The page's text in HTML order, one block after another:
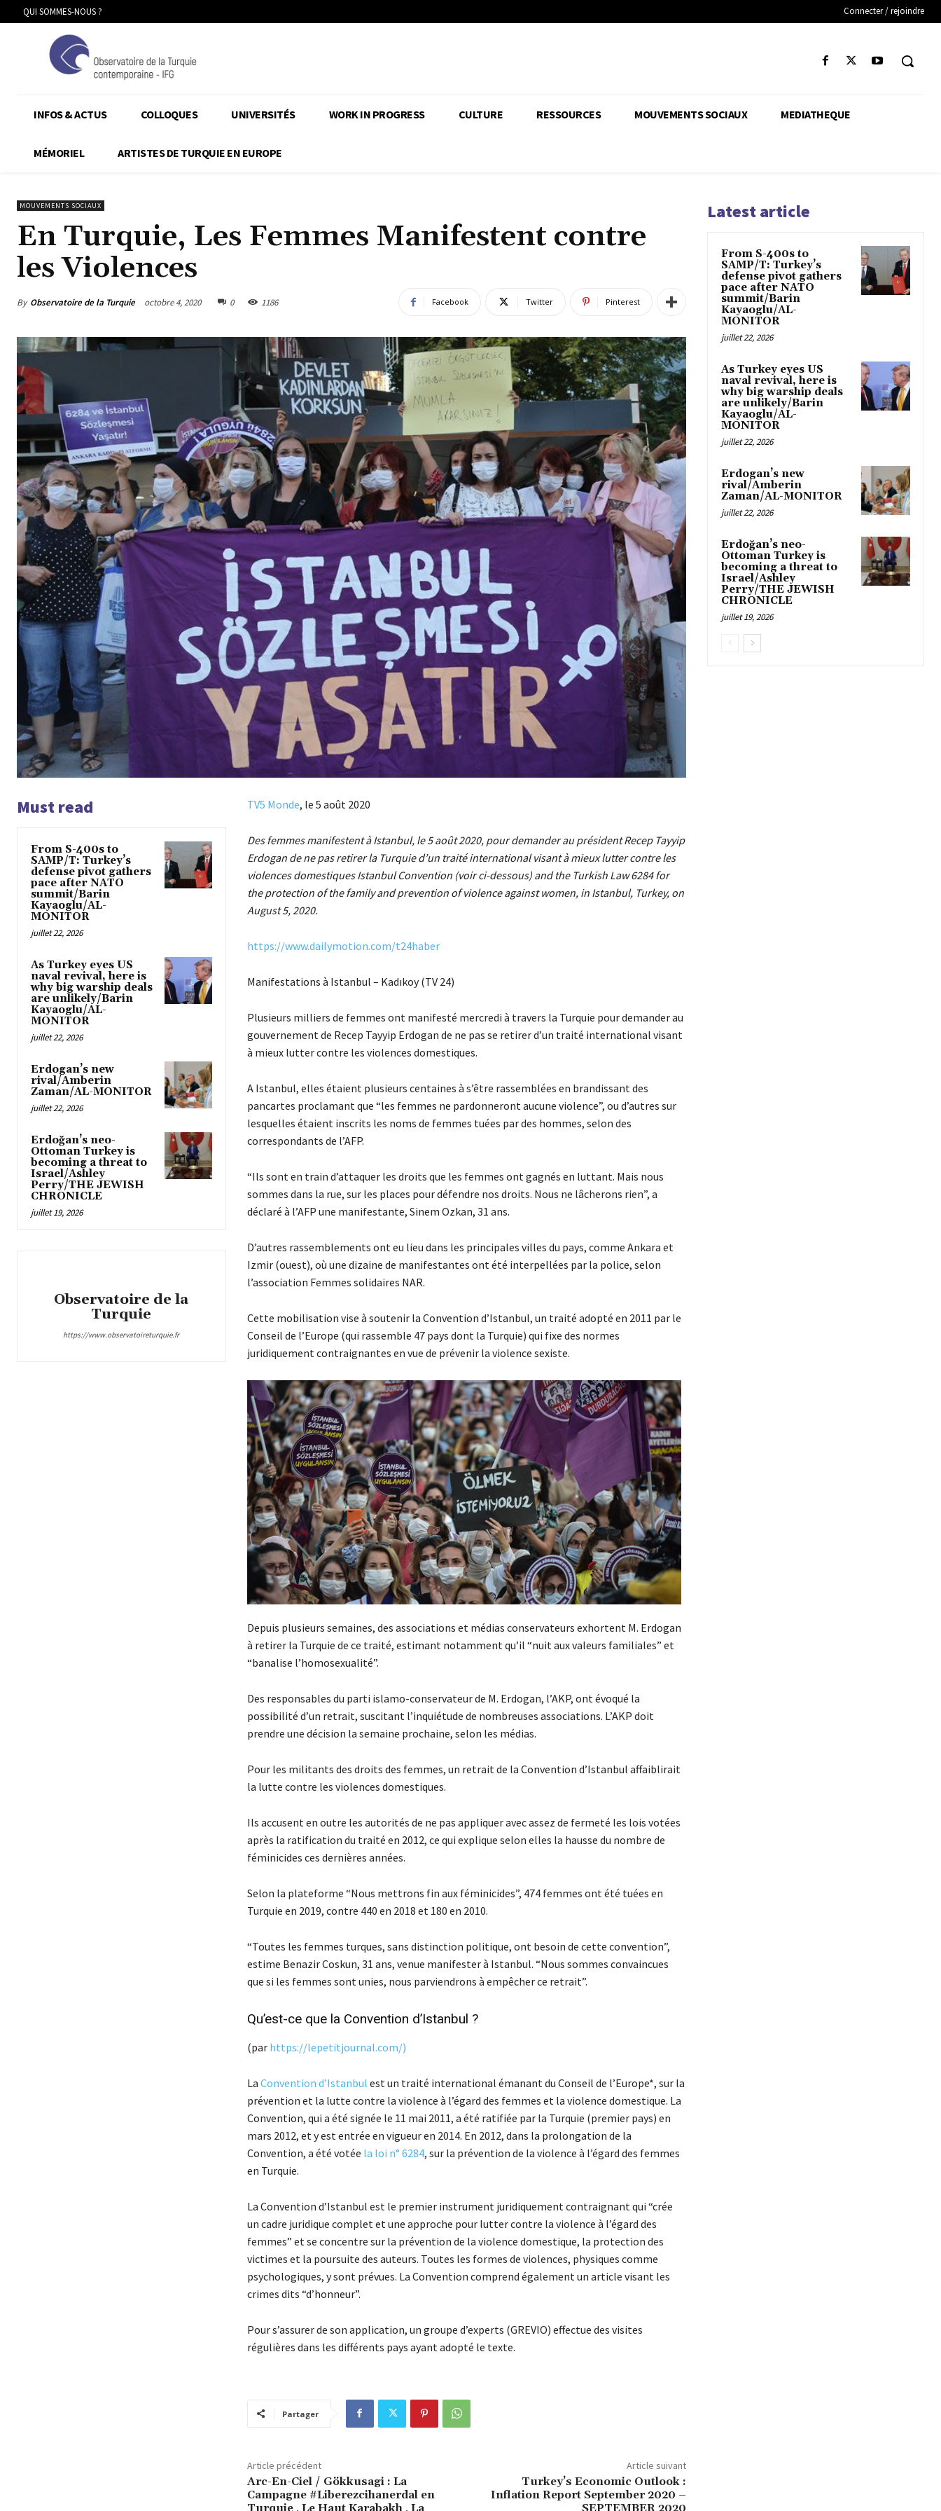
QUI SOMMES-NOUS ? Connecter / rejoindre
INFOS & ACTUS COLLOQUES UNIVERSITÉS WORK IN PROGRESS CULTURE RESSOURCES MOUVEMENTS SOCIAUX MEDIATHEQUE
MÉMORIEL ARTISTES DE TURQUIE EN EUROPE
MOUVEMENTS SOCIAUX
En Turquie, Les Femmes Manifestent contre
les Violences
By Observatoire de la Turquie octobre 4, 2020 0 1186 Facebook Twitter Pinterest
Must read
From S-400s to
SAMP/T: Turkey’s
defense pivot gathers
pace after NATO
summit/Barin
Kayaoglu/AL-
MONITOR
juillet 22, 2026
As Turkey eyes US
naval revival, here is
why big warship deals
are unlikely/Barin
Kayaoglu/AL-
MONITOR
juillet 22, 2026
Erdogan’s new
rival/Amberin
Zaman/AL-MONITOR
juillet 22, 2026
Erdoğan’s neo-
Ottoman Turkey is
becoming a threat to
Israel/Ashley
Perry/THE JEWISH
CHRONICLE
juillet 19, 2026
Observatoire de la
Turquie
https://www.observatoireturquie.fr
TV5 Monde, le 5 août 2020
Des femmes manifestent à Istanbul, le 5 août 2020, pour demander au président Recep Tayyip
Erdogan de ne pas retirer la Turquie d’un traité international visant à mieux lutter contre les
violences domestiques Istanbul Convention (voir ci-dessous) and the Turkish Law 6284 for
the protection of the family and prevention of violence against women, in Istanbul, Turkey, on
August 5, 2020.
https://www.dailymotion.com/t24haber
Manifestations à Istanbul – Kadıkoy (TV 24)
Plusieurs milliers de femmes ont manifesté mercredi à travers la Turquie pour demander au
gouvernement de Recep Tayyip Erdogan de ne pas se retirer d’un traité international visant
à mieux lutter contre les violences domestiques.
A Istanbul, elles étaient plusieurs centaines à s’être rassemblées en brandissant des
pancartes proclamant que “les femmes ne pardonneront aucune violence”, ou d’autres sur
lesquelles étaient inscrits les noms de femmes tuées par des hommes, selon des
correspondants de l’AFP.
“Ils sont en train d’attaquer les droits que les femmes ont gagnés en luttant. Mais nous
sommes dans la rue, sur les places pour défendre nos droits. Nous ne lâcherons rien”, a
déclaré à l’AFP une manifestante, Sinem Ozkan, 31 ans.
D’autres rassemblements ont eu lieu dans les principales villes du pays, comme Ankara et
Izmir (ouest), où une dizaine de manifestantes ont été interpellées par la police, selon
l’association Femmes solidaires NAR.
Cette mobilisation vise à soutenir la Convention d’Istanbul, un traité adopté en 2011 par le
Conseil de l’Europe (qui rassemble 47 pays dont la Turquie) qui fixe des normes
juridiquement contraignantes en vue de prévenir la violence sexiste.
Depuis plusieurs semaines, des associations et médias conservateurs exhortent M. Erdogan
à retirer la Turquie de ce traité, estimant notamment qu’il “nuit aux valeurs familiales” et
“banalise l’homosexualité”.
Des responsables du parti islamo-conservateur de M. Erdogan, l’AKP, ont évoqué la
possibilité d’un retrait, suscitant l’inquiétude de nombreuses associations. L’AKP doit
prendre une décision la semaine prochaine, selon les médias.
Pour les militants des droits des femmes, un retrait de la Convention d’Istanbul affaiblirait
la lutte contre les violences domestiques.
Ils accusent en outre les autorités de ne pas appliquer avec assez de fermeté les lois votées
après la ratification du traité en 2012, ce qui explique selon elles la hausse du nombre de
féminicides ces dernières années.
Selon la plateforme “Nous mettrons fin aux féminicides”, 474 femmes ont été tuées en
Turquie en 2019, contre 440 en 2018 et 180 en 2010.
“Toutes les femmes turques, sans distinction politique, ont besoin de cette convention”,
estime Benazir Coskun, 31 ans, venue manifester à Istanbul. “Nous sommes convaincues
que si les femmes sont unies, nous parviendrons à empêcher ce retrait”.
Qu’est-ce que la Convention d’Istanbul ?
(par https://lepetitjournal.com/)
La Convention d’Istanbul est un traité international émanant du Conseil de l’Europe*, sur la
prévention et la lutte contre la violence à l’égard des femmes et la violence domestique. La
Convention, qui a été signée le 11 mai 2011, a été ratifiée par la Turquie (premier pays) en
mars 2012, et y est entrée en vigueur en 2014. En 2012, dans la prolongation de la
Convention, a été votée la loi n° 6284, sur la prévention de la violence à l’égard des femmes
en Turquie.
La Convention d’Istanbul est le premier instrument juridiquement contraignant qui “crée
un cadre juridique complet et une approche pour lutter contre la violence à l’égard des
femmes” et se concentre sur la prévention de la violence domestique, la protection des
victimes et la poursuite des auteurs. Toutes les formes de violences, physiques comme
psychologiques, y sont prévues. La Convention comprend également un article visant les
crimes dits “d’honneur”.
Pour s’assurer de son application, un groupe d’experts (GREVIO) effectue des visites
régulières dans les différents pays ayant adopté le texte.
Partager
Article précédent
Arc-En-Ciel / Gökkusagi : La
Campagne #Liberezcihanerdal en
Turquie , Le Haut Karabakh , La
Article suivant
Turkey’s Economic Outlook :
Inflation Report September 2020 –
SEPTEMBER 2020
Latest article
From S-400s to
SAMP/T: Turkey’s
defense pivot gathers
pace after NATO
summit/Barin
Kayaoglu/AL-
MONITOR
juillet 22, 2026
As Turkey eyes US
naval revival, here is
why big warship deals
are unlikely/Barin
Kayaoglu/AL-
MONITOR
juillet 22, 2026
Erdogan’s new
rival/Amberin
Zaman/AL-MONITOR
juillet 22, 2026
Erdoğan’s neo-
Ottoman Turkey is
becoming a threat to
Israel/Ashley
Perry/THE JEWISH
CHRONICLE
juillet 19, 2026